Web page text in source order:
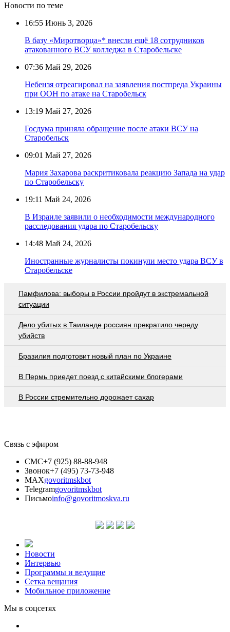
Новости по теме
16:55 Июнь 3, 2026
В базу «Миротворца»* внесли ещё 18 сотрудников
атакованного ВСУ колледжа в Старобельске
07:36 Май 29, 2026
Небензя отреагировал на заявления постпреда Украины
при ООН по атаке на Старобельск
13:19 Май 27, 2026
Госдума приняла обращение после атаки ВСУ на
Старобельск
09:01 Май 27, 2026
Мария Захарова раскритиковала реакцию Запада на удар
по Старобельску
19:11 Май 24, 2026
В Израиле заявили о необходимости международного
расследования удара по Старобельску
14:48 Май 24, 2026
Иностранные журналисты покинули место удара ВСУ в
Старобельске
Памфилова: выборы в России пройдут в экстремальной
ситуации
Дело убитых в Таиланде россиян прекратило череду
убийств
Бразилия подготовит новый план по Украине
В Пермь приедет поезд с китайскими блогерами
В России стремительно дорожает сахар
Связь с эфиром
СМС+7 (925) 88-88-948
Звонок+7 (495) 73-73-948
MAXgovoritmskbot
Telegramgovoritmskbot
Письмоinfo@govoritmoskva.ru
Новости
Интервью
Программы и ведущие
Сетка вещания
Мобильное приложение
Мы в соцсетях